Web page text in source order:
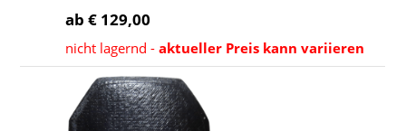
ab € 129,00
nicht lagernd -aktueller Preis kann variieren